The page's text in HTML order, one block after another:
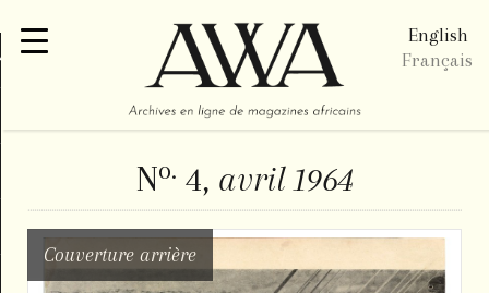
English
Français
No. 4, avril 1964
Couverture arrière